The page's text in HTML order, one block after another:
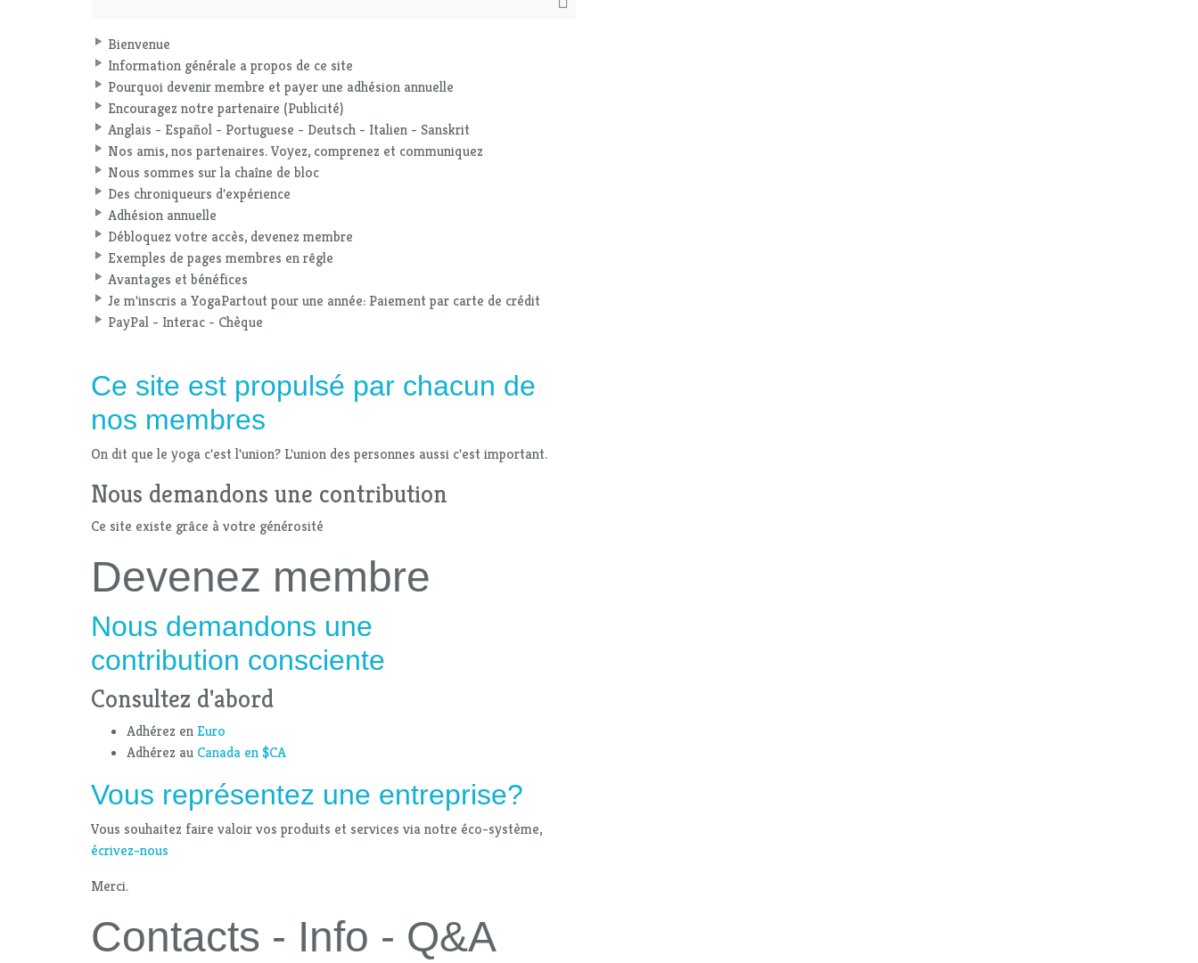
Bienvenue
Information générale a propos de ce site
Pourquoi devenir membre et payer une adhésion annuelle
Encouragez notre partenaire (Publicité)
Anglais - Español - Portuguese - Deutsch - Italien - Sanskrit
Nos amis, nos partenaires. Voyez, comprenez et communiquez
Nous sommes sur la chaîne de bloc
Des chroniqueurs d'expérience
Adhésion annuelle
Débloquez votre accès, devenez membre
Exemples de pages membres en rêgle
Avantages et bénéfices
Je m'inscris a YogaPartout pour une année: Paiement par carte de crédit
PayPal - Interac - Chèque
Ce site est propulsé par chacun de
nos membres
On dit que le yoga c'est l'union? L'union des personnes aussi c'est important.
Nous demandons une contribution
Ce site existe grâce à votre générosité
Devenez membre
Nous demandons une
contribution consciente
Consultez d'abord
Adhérez en Euro
Adhérez au Canada en $CA
Vous représentez une entreprise?
Vous souhaitez faire valoir vos produits et services via notre éco-système,
écrivez-nous
Merci.
Contacts - Info - Q&A